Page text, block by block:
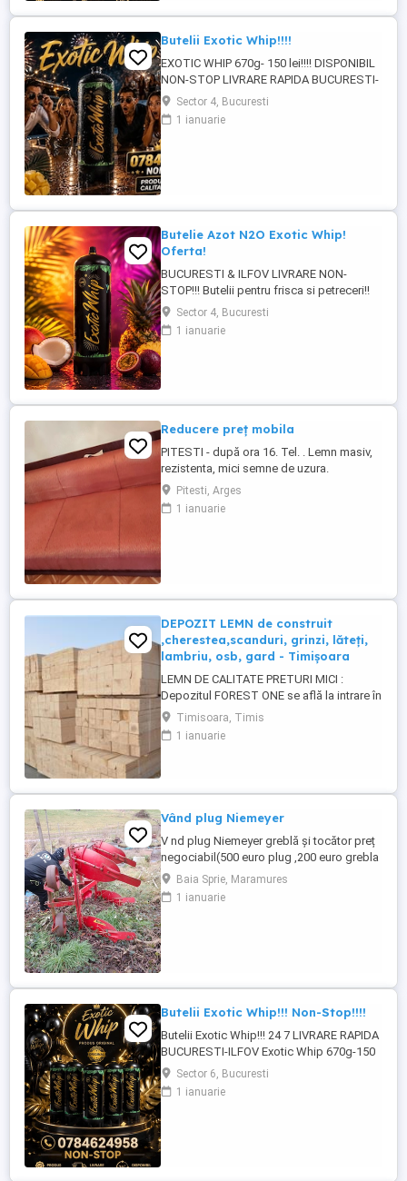
Butelii Exotic Whip!!!!
EXOTIC WHIP 670g- 150 lei!!!! DISPONIBIL
NON-STOP LIVRARE RAPIDA BUCURESTI-
ILFOV!!! PRODUS ORIGINAL CU COD QR
PENTRU VERIFICARE!!!!
Sector 4, Bucuresti
1 ianuarie
Butelie Azot N2O Exotic Whip!
Oferta!
BUCURESTI & ILFOV LIVRARE NON-
STOP!!! Butelii pentru frisca si petreceri!!
Exotic Whip 670g -150 lei Exotic Whip 2KG
-350 lei Produs original se poate verifica
cu cod QR! Pentru mai multe detalii la !!!
Sector 4, Bucuresti
1 ianuarie
Reducere preț mobila
PITESTI - după ora 16. Tel. . Lemn masiv,
rezistenta, mici semne de uzura.
DORMITOR : Vitrină - 100 lei ; Canapea
extensibila - 100 lei (necesită curățare) ;
Noptiera cu oglinda - 50 lei. SUFRAGERIE :
Pitesti, Arges
1 ianuarie
DEPOZIT LEMN de construit
,cherestea,scanduri, grinzi, lăteți,
lambriu, osb, gard - Timișoara
LEMN DE CALITATE PRETURI MICI :
Depozitul FOREST ONE se află la intrare în
MOSNITA NOUA dinspre TIMISOARA. (
langa magazin Profi) SCANDURA
nedimensionată (3-5 m) SCANDURA
19 mm, 3-4m, clasa A PAZIE 20,25 cm ...
Timisoara, Timis
1 ianuarie
Vând plug Niemeyer
V nd plug Niemeyer greblă și tocător preț
negociabil(500 euro plug ,200 euro grebla
și 200 tocătorul)mai multe informațij la
telefon
Baia Sprie, Maramures
1 ianuarie
Butelii Exotic Whip!!! Non-Stop!!!!
Butelii Exotic Whip!!! 24 7 LIVRARE RAPIDA
BUCURESTI-ILFOV Exotic Whip 670g-150
lei!!!! PRODUS ORIGINAL SE POATE
VERIFICA COD QR!!!
Sector 6, Bucuresti
1 ianuarie